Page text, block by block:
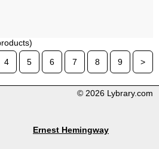
4 5 6 7 8 9 >
© 2026 Lybrary.com
Ernest Hemingway